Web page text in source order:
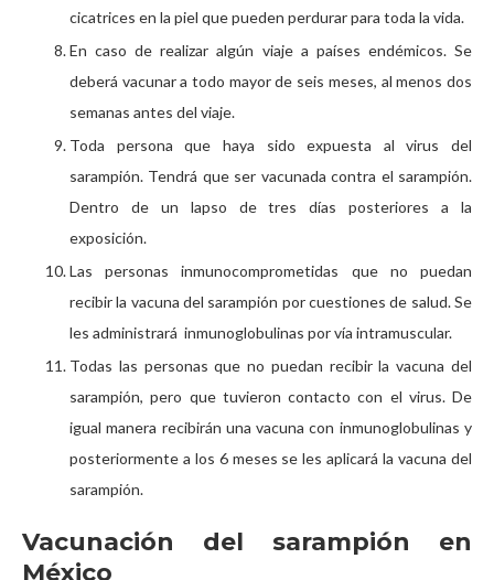
cicatrices en la piel que pueden perdurar para toda la vida.
En caso de realizar algún viaje a países endémicos. Se
deberá vacunar a todo mayor de seis meses, al menos dos
semanas antes del viaje.
Toda persona que haya sido expuesta al virus del
sarampión. Tendrá que ser vacunada contra el sarampión.
Dentro de un lapso de tres días posteriores a la
exposición.
Las personas inmunocomprometidas que no puedan
recibir la vacuna del sarampión por cuestiones de salud. Se
les administrará inmunoglobulinas por vía intramuscular.
Todas las personas que no puedan recibir la vacuna del
sarampión, pero que tuvieron contacto con el virus. De
igual manera recibirán una vacuna con inmunoglobulinas y
posteriormente a los 6 meses se les aplicará la vacuna del
sarampión.
Vacunación del sarampión en
México